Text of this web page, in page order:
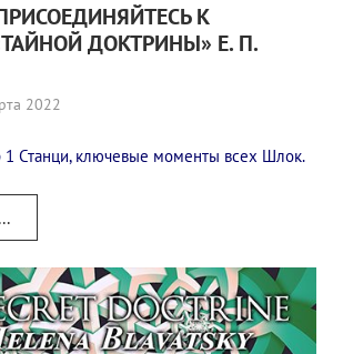
России на право проведения
теософии
К
ДОКТРИНЫ» Е. П.
2022
1 Станци, ключевые моменты всех Шлок.